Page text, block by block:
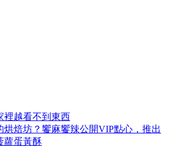
裡越看不到東西
烘焙坊？饗麻饗辣公開VIP點心，推出
蘿蛋黃酥